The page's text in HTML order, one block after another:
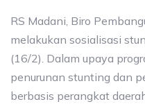
RS Madani, Biro
melakukan sosialisasi
(16/2). Dalam upaya
penurunan stunting dan
berbasis perangkat